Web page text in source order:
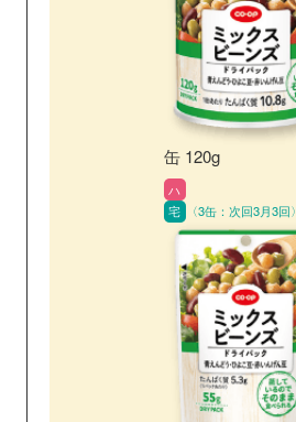
缶 120g
ハ
宅 〈3缶：次回3月3回〉